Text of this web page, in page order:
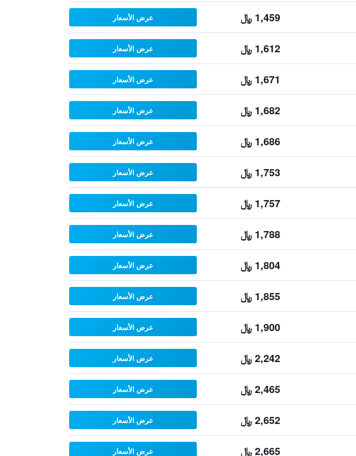
1,459 ﷼ عرض الأسعار
1,612 ﷼ عرض الأسعار
1,671 ﷼ عرض الأسعار
1,682 ﷼ عرض الأسعار
1,686 ﷼ عرض الأسعار
1,753 ﷼ عرض الأسعار
1,757 ﷼ عرض الأسعار
1,788 ﷼ عرض الأسعار
1,804 ﷼ عرض الأسعار
1,855 ﷼ عرض الأسعار
1,900 ﷼ عرض الأسعار
2,242 ﷼ عرض الأسعار
2,465 ﷼ عرض الأسعار
2,652 ﷼ عرض الأسعار
2,665 ﷼ عرض الأسعار